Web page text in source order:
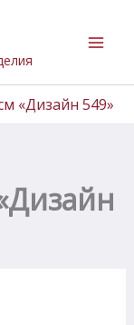
«Дизайн 549»